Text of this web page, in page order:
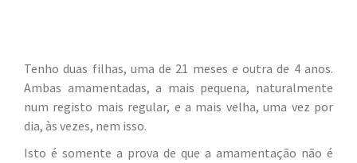
​Tenho duas filhas, uma de 21 meses e outra de 4 anos.
Ambas amamentadas, a mais pequena​,​ naturalmente
num registo mais regular​,​ e a mais velha, uma vez por
dia, às vezes, nem isso.
Isto é somente a prova de que a amamentação não é